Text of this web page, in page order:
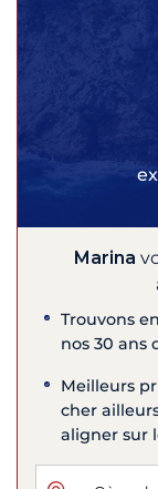
Marina
Trouvons
nos 30 ans
Meilleurs
cher
aligner sur